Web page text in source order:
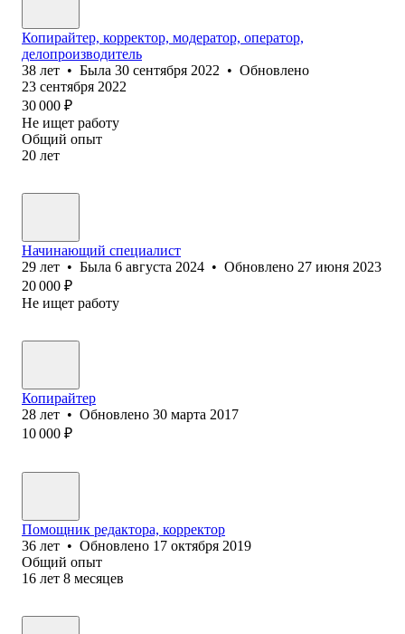
Копирайтер, корректор, модератор, оператор,
делопроизводитель
38 лет • Была 30 сентября 2022 • Обновлено
23 сентября 2022
30 000 ₽
Не ищет работу
Общий опыт
20 лет
Начинающий специалист
29 лет • Была 6 августа 2024 • Обновлено 27 июня 2023
20 000 ₽
Не ищет работу
Копирайтер
28 лет • Обновлено 30 марта 2017
10 000 ₽
Помощник редактора, корректор
36 лет • Обновлено 17 октября 2019
Общий опыт
16 лет 8 месяцев